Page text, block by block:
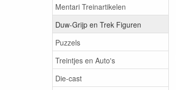
Mentari Treinartikelen
Duw-Grijp en Trek Figuren
Puzzels
Treintjes en Auto's
Die-cast